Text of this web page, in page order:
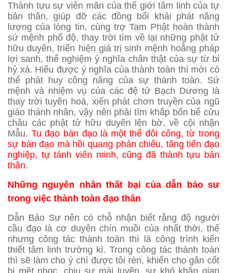
Thành tựu sự viên mãn của thế giới tâm linh của tự
bản thân, giúp đỡ các đồng bối khải phát năng
lượng của lòng tin, cùng trợ Tam Phật hoàn thành
sứ mệnh phổ độ, thay trời tìm về lại những phật tử
hữu duyên, triển hiện giá trị sinh mệnh hoằng pháp
lợi sanh, thể nghiệm ý nghĩa chân thật của sự từ bi
hỷ xả. Hiểu được ý nghĩa của thành toàn thì mới có
thể phát huy công năng của sự thành toàn. Sứ
mệnh và nhiệm vụ của các đệ tử Bạch Dương là
thay trời tuyên hoá, xiển phát chơn truyền của ngũ
giáo thánh nhân, vậy nên phải tìm khắp bốn bể cửu
châu các phật tử hữu duyên lên bờ, về cội nhận
Mẫu. Tu đạo bàn đạo là một thể đôi công, từ trong
sự bàn đạo mà hồi quang phản chiếu, tăng tiến đạo
nghiệp, tự tánh viên minh, cũng đã thành tựu bản
thân.
Những nguyên nhân thất bại của dẫn bảo sư
trong việc thành toàn đạo thân
Dẫn Bảo Sư nên có chỗ nhận biết rằng độ người
cầu đạo là cơ duyên chín muồi của nhất thời, thế
nhưng công tác thành toàn thì là công trình kiến
thiết tâm linh trường kì. Trong công tác thành toàn
thì sẽ làm cho ý chí được tôi rèn, khiến cho gân cốt
bị mệt nhọc, chịu sự mài luyện, sự khó khăn gian